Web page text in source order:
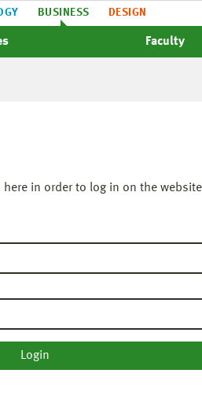
BUSINESS DESIGN
Faculty
here in order to log in on the website